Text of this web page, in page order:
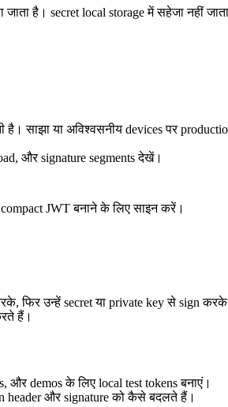
है। secret local storage में सहेजा नहीं
साझा या अविश्वसनीय devices पर
और signature segments देखें।
JWT बनाने के लिए साइन करें।
फिर उन्हें secret या private key से sign करके
हैं।
और demos के लिए local test tokens बनाएं।
और signature को कैसे बदलते हैं।